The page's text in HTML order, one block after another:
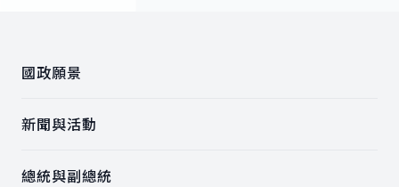
國政願景
新聞與活動
總統與副總統